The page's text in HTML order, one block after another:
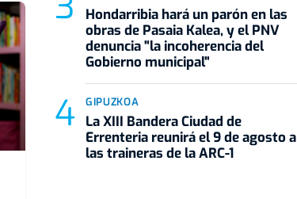
Hondarribia hará un parón en las
obras de Pasaia Kalea, y el PNV
denuncia "la incoherencia del
Gobierno municipal"
GIPUZKOA
La XIII Bandera Ciudad de
Errenteria reunirá el 9 de agosto a
las traineras de la ARC-1